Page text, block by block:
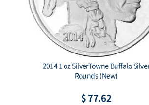
2015 Burundi 5000 Francs 1 oz.
African Lion BU
$ 88.34